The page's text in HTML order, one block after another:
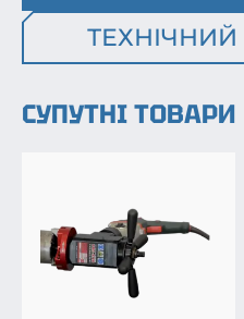
ТЕХНІЧНИЙ
СУПУТНІ ТОВАРИ